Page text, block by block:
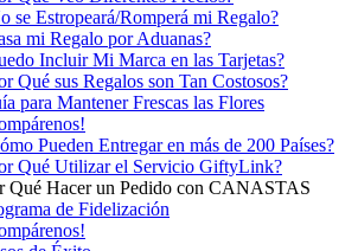
se Estropeará/Romperá mi Regalo?
mi Regalo por Aduanas?
Incluir Mi Marca en las Tarjetas?
Qué sus Regalos son Tan Costosos?
para Mantener Frescas las Flores
Pueden Entregar en más de 200 Países?
Qué Utilizar el Servicio GiftyLink?
Qué Hacer un Pedido con CANASTAS
de Fidelización